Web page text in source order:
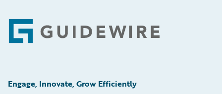
Footer
Engage, Innovate, Grow Efficiently